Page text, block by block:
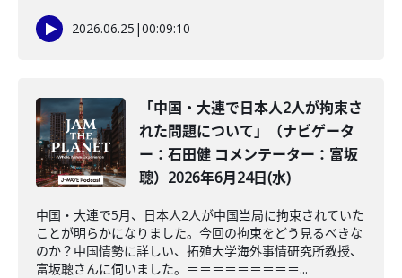
2026.06.25 |00:09:10
「中国・大連で日本人2人が拘束さ
れた問題について」（ナビゲータ
ー：石田健 コメンテーター：富坂
聰）2026年6月24日(水)
中国・大連で5月、日本人2人が中国当局に拘束されていた
ことが明らかになりました。今回の拘束をどう見るべきな
のか？中国情勢に詳しい、拓殖大学海外事情研究所教授、
富坂聰さんに伺いました。＝＝＝＝＝＝＝＝＝...